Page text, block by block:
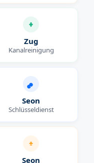
Zug
Kanalreinigung
Seon
Schlüsseldienst
Seon